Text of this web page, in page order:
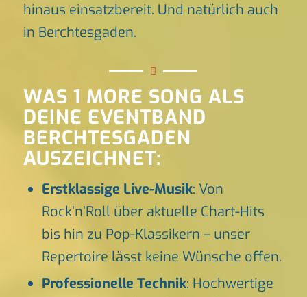
hinaus einsatzbereit. Und natürlich auch
in Berchtesgaden.
WAS 1 MORE SONG ALS
DEINE EVENTBAND
BERCHTESGADEN
AUSZEICHNET:
Erstklassige Live-Musik: Von
Rock’n’Roll über aktuelle Chart-Hits
bis hin zu Pop-Klassikern – unser
Repertoire lässt keine Wünsche offen.
Professionelle Technik: Hochwertige